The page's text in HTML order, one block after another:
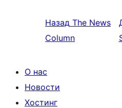
Назад The News
Column
О нас
Новости
Хостинг